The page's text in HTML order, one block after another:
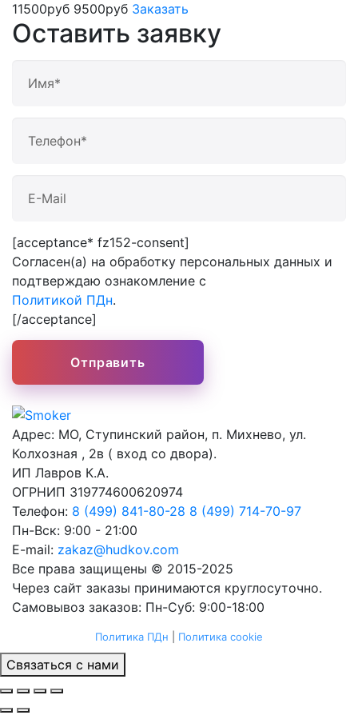
11500руб 9500руб Заказать
Оставить заявку
[acceptance* fz152-consent]
Согласен(а) на обработку персональных данных и
подтверждаю ознакомление с
Политикой ПДн.
[/acceptance]
Адрес: МО, Ступинский район, п. Михнево, ул.
Колхозная , 2в ( вход со двора).
ИП Лавров К.А.
ОГРНИП 319774600620974
Телефон: 8 (499) 841-80-28 8 (499) 714-70-97
Пн-Вск: 9:00 - 21:00
E-mail: zakaz@hudkov.com
Все права защищены © 2015-2025
Через сайт заказы принимаются круглосуточно.
Самовывоз заказов: Пн-Суб: 9:00-18:00
Политика ПДн Политика cookie
Связаться с нами